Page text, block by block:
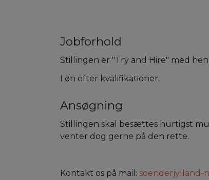
Jobforhold
Stillingen er "Try and Hire" med
Løn efter kvalifikationer.
Ansøgning
Stillingen skal besættes hurtigst
venter dog gerne på den rette.
Kontakt os på mail: soenderjylland-